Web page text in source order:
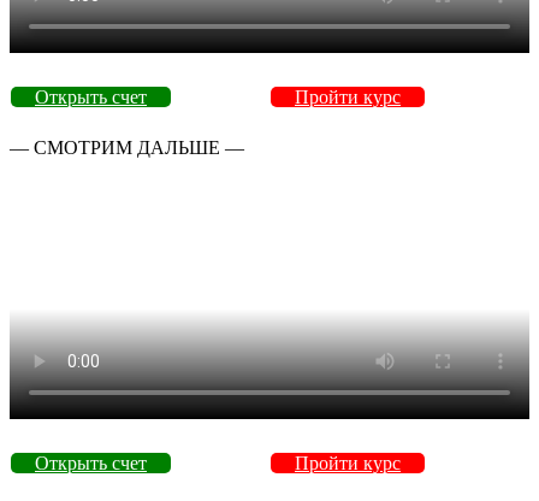
Открыть счет Пройти курс
— СМОТРИМ ДАЛЬШЕ —
Открыть счет Пройти курс